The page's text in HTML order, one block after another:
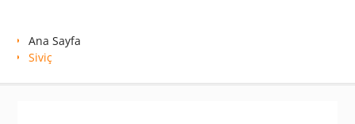
Ana Sayfa
Siviç